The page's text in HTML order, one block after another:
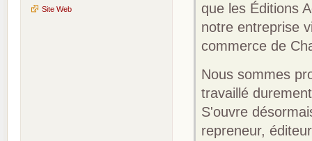
Site Web
que les Éditions
notre entreprise
commerce de
Nous sommes
travaillé
S'ouvre
repreneur,